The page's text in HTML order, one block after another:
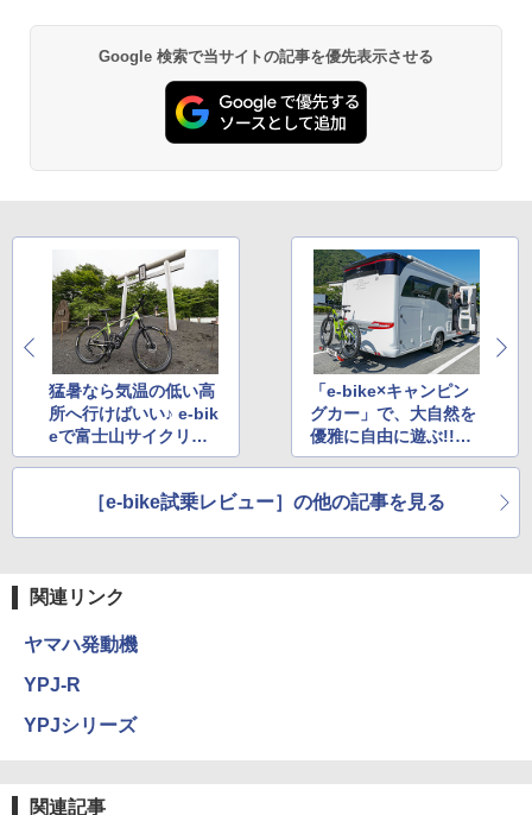
Google 検索で当サイトの記事を優先表示させる
猛暑なら気温の低い高
所へ行けばいい♪ e-bik
eで富士山サイクリン
グ＆周辺観光へ
「e-bike×キャンピン
グカー」で、大自然を
優雅に自由に遊ぶ!!
【前編】
［e-bike試乗レビュー］の他の記事を見る
関連リンク
ヤマハ発動機
YPJ-R
YPJシリーズ
関連記事